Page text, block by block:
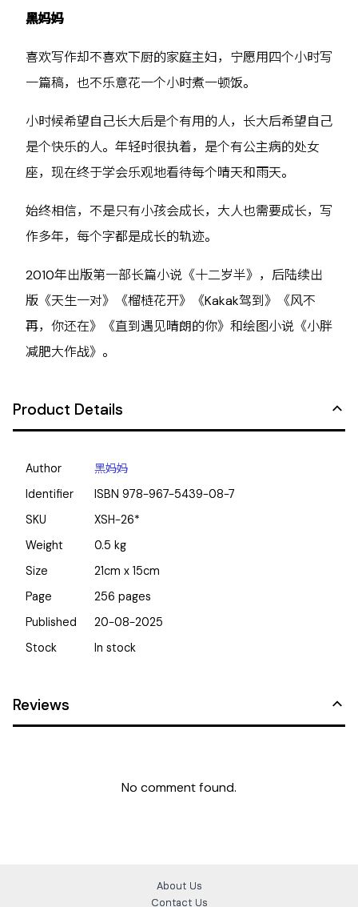
黑妈妈
喜欢写作却不喜欢下厨的家庭主妇，宁愿用四个小时写
一篇稿，也不乐意花一个小时煮一顿饭。
小时候希望自己长大后是个有用的人，长大后希望自己
是个快乐的人。年轻时很执着，是个有公主病的处女
座，现在终于学会乐观地看待每个晴天和雨天。
始终相信，不是只有小孩会成长，大人也需要成长，写
作多年，每个字都是成长的轨迹。
2010年出版第一部长篇小说《十二岁半》，后陆续出
版《天生一对》《榴梿花开》《Kakak驾到》《风不
再，你还在》《直到遇见晴朗的你》和绘图小说《小胖
减肥大作战》。
Product Details
Author
黑妈妈
Identifier
ISBN978-967-5439-08-7
SKU
XSH-26*
Weight
0.5 kg
Size
21cm x 15cm
Page
256 pages
Published
20-08-2025
Stock
In stock
Reviews
No comment found.
About Us
Contact Us